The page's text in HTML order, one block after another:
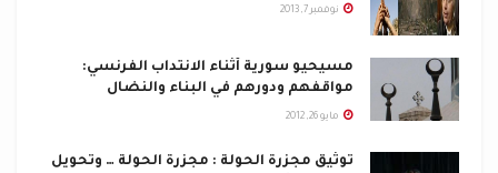
نوفمبر 7, 2013
مسيحيو سورية أثناء الانتداب الفرنسي:
مواقفهم ودورهم في البناء والنضال
مايو 26, 2012
توثيق مجزرة الحولة : مجزرة الحولة … وتحويل